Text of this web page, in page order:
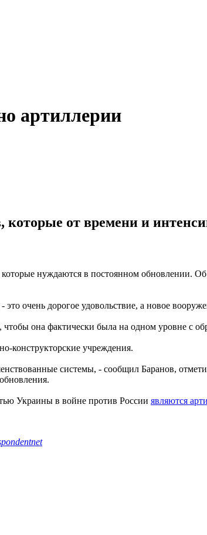
артиллерии
которые от времени и
нуждаются в постоянном обновлении.
очень дорогое удовольствие, а новое
она фактически была на одном уровне с
конструкторские учреждения.
системы, - сообщил Баранов,
Украины в войне против России являются